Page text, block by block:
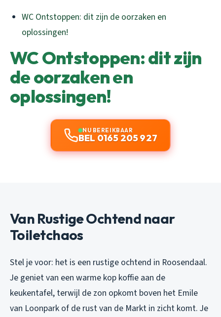
WC Ontstoppen: dit zijn de oorzaken en
oplossingen!
WC Ontstoppen: dit zijn
de oorzaken en
oplossingen!
NU BEREIKBAAR
BEL 0165 205 927
Van Rustige Ochtend naar
Toiletchaos
Stel je voor: het is een rustige ochtend in Roosendaal.
Je geniet van een warme kop koffie aan de
keukentafel, terwijl de zon opkomt boven het Emile
van Loonpark of de rust van de Markt in zicht komt. Je